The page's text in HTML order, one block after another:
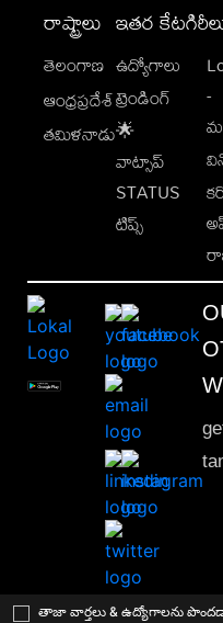
తాజా వార్తలు & ఉద్యోగాలను
రాష్ట్రాలు
తెలంగాణ
ఆంధ్రప్రదేశ్
తమిళనాడు
ఇతర
ఉద్యోగాలు
ట్రెండింగ్
🌟
వాట్సాప్
STATUS
టిప్స్
-